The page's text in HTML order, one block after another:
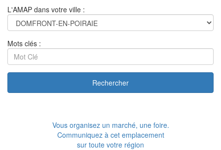
L'AMAP dans votre ville :
Mots clés :
Rechercher
Vous organisez un marché, une foire.
Communiquez à cet emplacement
sur toute votre région